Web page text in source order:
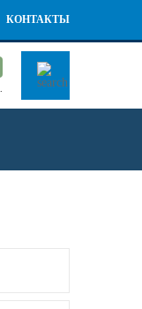
КОНТАКТЫ